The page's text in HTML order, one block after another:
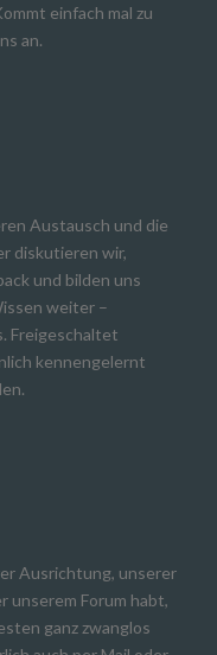
einfach mal zu
an.
Austausch und die
diskutieren wir,
und bilden uns
weiter –
Freigeschaltet
kennengelernt
Ausrichtung, unserer
unserem Forum habt,
ganz zwanglos